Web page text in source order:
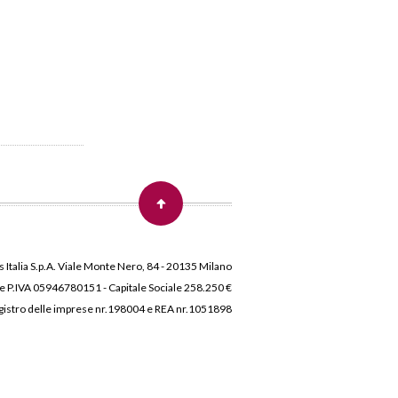
Italia S.p.A. Viale Monte Nero, 84 - 20135 Milano
P.IVA 05946780151 - Capitale Sociale 258.250 €
delle imprese nr.198004 e REA nr.1051898